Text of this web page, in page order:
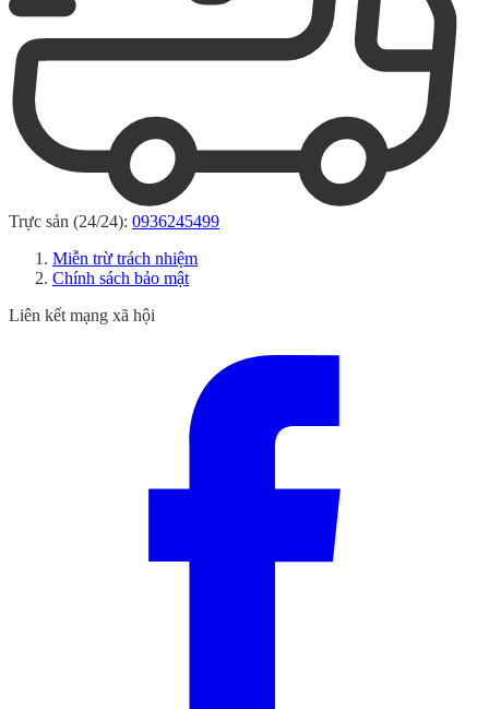
Trực sản (24/24): 0936245499
Miễn trừ trách nhiệm
Chính sách bảo mật
Liên kết mạng xã hội